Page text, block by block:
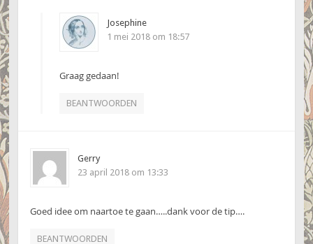
Josephine
1 mei 2018 om 18:57
Graag gedaan!
BEANTWOORDEN
Gerry
23 april 2018 om 13:33
Goed idee om naartoe te gaan…..dank voor de tip….
BEANTWOORDEN